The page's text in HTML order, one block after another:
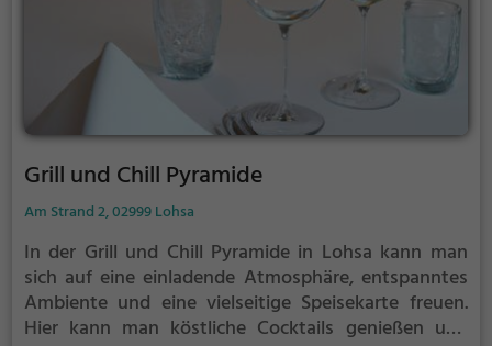
Grill und Chill Pyramide
Am Strand 2, 02999 Lohsa
In der Grill und Chill Pyramide in Lohsa kann man
sich auf eine einladende Atmosphäre, entspanntes
Ambiente und eine vielseitige Speisekarte freuen.
Hier kann man köstliche Cocktails genießen und